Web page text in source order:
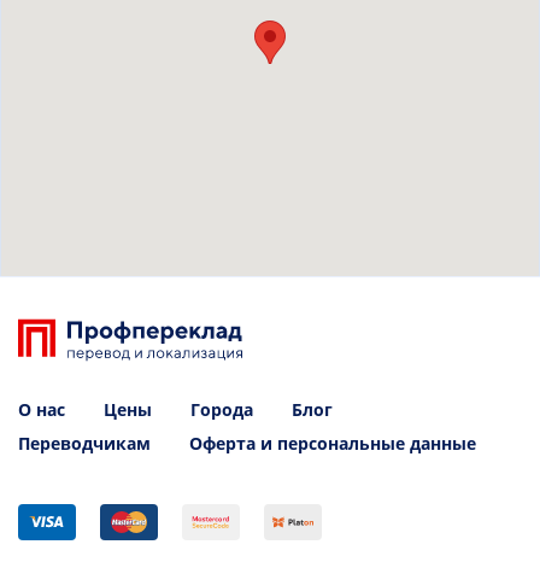
О нас Цены Города
Блог
Переводчикам
Оферта и персональные данные